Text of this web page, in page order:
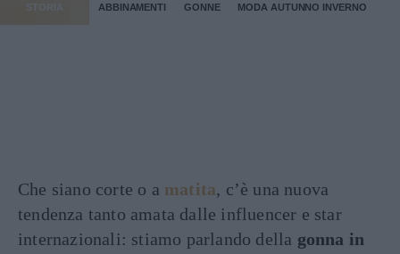
STORIA ABBINAMENTI GONNE MODA AUTUNNO INVERNO
Che siano corte o a matita, c’è una nuova
tendenza tanto amata dalle influencer e star
internazionali: stiamo parlando della gonna in